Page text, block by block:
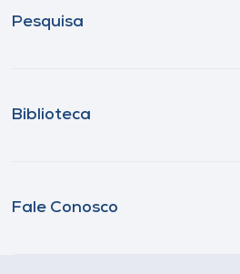
Pesquisa
Biblioteca
Fale Conosco